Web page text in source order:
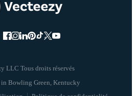
LLC Tous droits réservés